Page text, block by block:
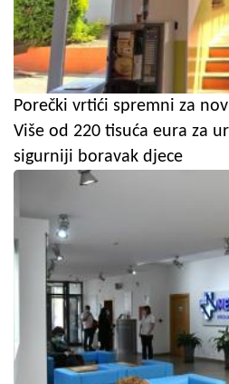
Porečki vrtići spremni za
Više od 220 tisuća eura za
sigurniji boravak djece